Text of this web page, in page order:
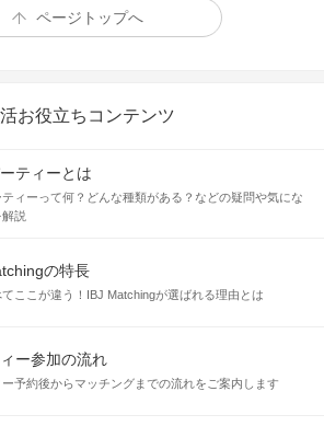
ページトップへ
お役立ちコンテンツ
ティーとは
ィーって何？どんな種類がある？などの疑問や気にな
説
の特長
ここが違う！IBJ Matchingが選ばれる理由とは
ー参加の流れ
ー予約後からマッチングまでの流れをご案内します